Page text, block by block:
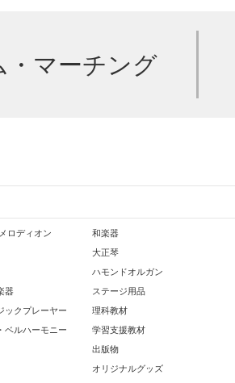
・マーチング
ロディオン
器
ックプレーヤー
ベルハーモニー
和楽器
大正琴
ハモンドオルガン
ステージ用品
理科教材
学習支援教材
出版物
オリジナルグッズ